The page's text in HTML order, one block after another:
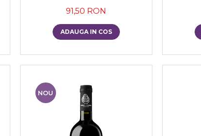
91,50 RON
ADAUGA IN COS
NOU